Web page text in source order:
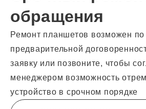
обращения
Ремонт планшетов возможен по
предварительной
заявку или позвоните, чтобы
менеджером возможность
устройство в срочном порядке